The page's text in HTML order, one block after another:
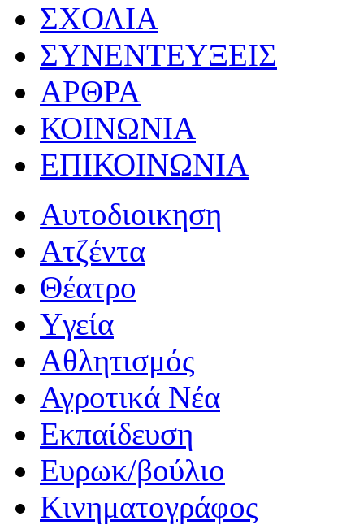
ΣΧΟΛΙΑ
ΣΥΝΕΝΤΕΥΞΕΙΣ
ΑΡΘΡΑ
ΚΟΙΝΩΝΙΑ
ΕΠΙΚΟΙΝΩΝΙΑ
Αυτοδιοικηση
Ατζέντα
Θέατρο
Yγεία
Αθλητισμός
Αγροτικά Νέα
Εκπαίδευση
Ευρωκ/βούλιο
Κινηματογράφος